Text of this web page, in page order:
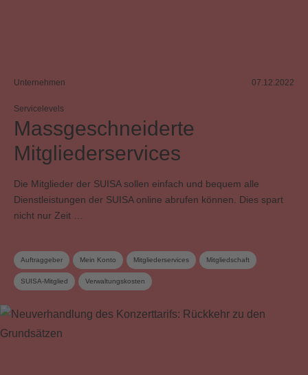
Unternehmen 07.12.2022
Servicelevels
Massgeschneiderte
Mitgliederservices
Die Mitglieder der SUISA sollen einfach und bequem alle
Dienstleistungen der SUISA online abrufen können. Dies spart
nicht nur Zeit …
Auftraggeber Mein Konto Mitgliederservices Mitgliedschaft
SUISA-Mitglied Verwaltungskosten